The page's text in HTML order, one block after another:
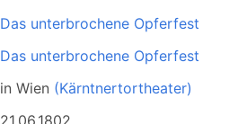
Das unterbrochene Opferfest
Das unterbrochene Opferfest
inWien (Kärntnertortheater)
21.06.1802